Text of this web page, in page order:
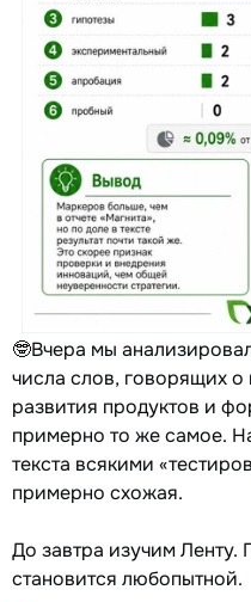
🤓Вчера мы
числа слов, говорящих о
развития продуктов и
примерно то же самое.
текста всякими
примерно схожая.
До завтра изучим Ленту.
становится любопытной.